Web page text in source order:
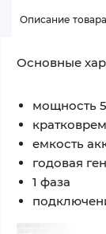
Описание товара
Основные
мощность
емкость
годовая
1 фаза